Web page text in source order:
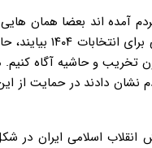
آمده اند بعضا همان
شهید رئیسی از دنیا نرفته بود، داشتند آماده می شدند تا
تخریب و حاشیه آگاه
نشان دادند در حمایت از
اسلامی ایران در